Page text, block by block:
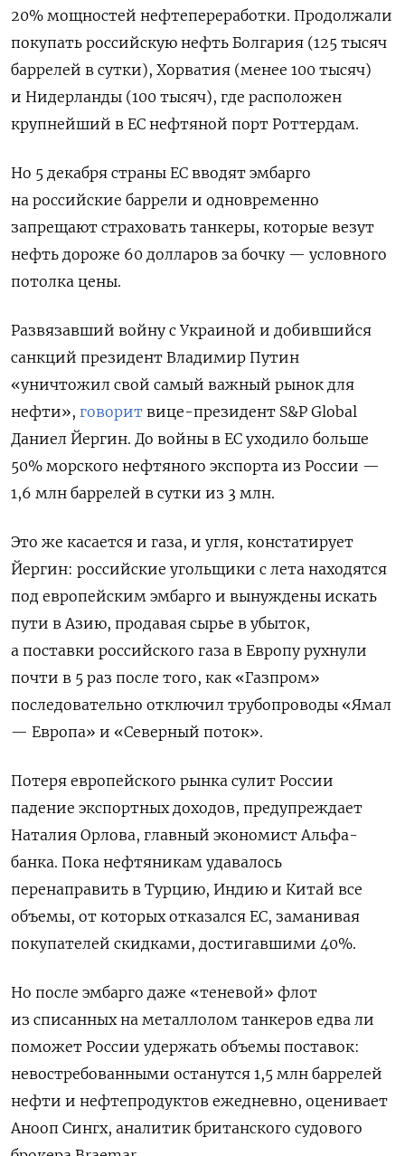
20% мощностей нефтепереработки. Продолжали
покупать российскую нефть Болгария (125 тысяч
баррелей в сутки), Хорватия (менее 100 тысяч)
и Нидерланды (100 тысяч), где расположен
крупнейший в ЕС нефтяной порт Роттердам.
Но 5 декабря страны ЕС вводят эмбарго
на российские баррели и одновременно
запрещают страховать танкеры, которые везут
нефть дороже 60 долларов за бочку — условного
потолка цены.
Развязавший войну с Украиной и добившийся
санкций президент Владимир Путин
«уничтожил свой самый важный рынок для
нефти», говорит вице-президент S&P Global
Даниел Йергин. До войны в ЕС уходило больше
50% морского нефтяного экспорта из России —
1,6 млн баррелей в сутки из 3 млн.
Это же касается и газа, и угля, констатирует
Йергин: российские угольщики с лета находятся
под европейским эмбарго и вынуждены искать
пути в Азию, продавая сырье в убыток,
а поставки российского газа в Европу рухнули
почти в 5 раз после того, как «Газпром»
последовательно отключил трубопроводы «Ямал
— Европа» и «Северный поток».
Потеря европейского рынка сулит России
падение экспортных доходов, предупреждает
Наталия Орлова, главный экономист Альфа-
банка. Пока нефтяникам удавалось
перенаправить в Турцию, Индию и Китай все
объемы, от которых отказался ЕС, заманивая
покупателей скидками, достигавшими 40%.
Но после эмбарго даже «теневой» флот
из списанных на металлолом танкеров едва ли
поможет России удержать объемы поставок:
невостребованными останутся 1,5 млн баррелей
нефти и нефтепродуктов ежедневно, оценивает
Анооп Сингх, аналитик британского судового